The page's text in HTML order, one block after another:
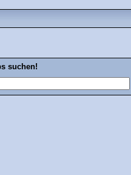
suchen!